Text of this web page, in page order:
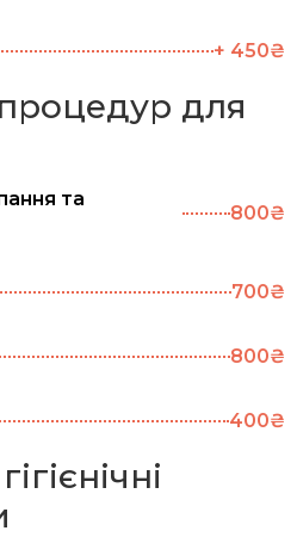
+ 450₴
для
та
800₴
700₴
800₴
400₴